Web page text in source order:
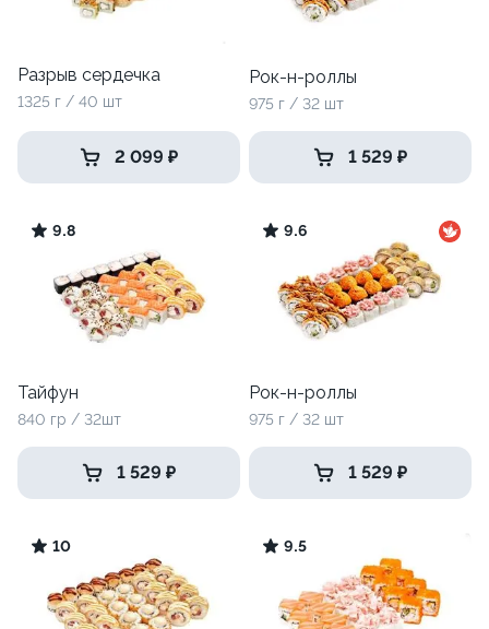
Разрыв сердечка
1325 г / 40 шт
2 099 ₽
Рок-н-роллы
975 г / 32 шт
1 529 ₽
9.8
Тайфун
840 гр / 32шт
1 529 ₽
9.6
Рок-н-роллы
975 г / 32 шт
1 529 ₽
10 9.5